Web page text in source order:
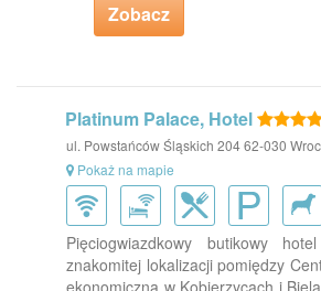
Zobacz
Platinum Palace, Hotel
ul. Powstańców Śląskich 204 62-030
Pokaż na mapie
Pięciogwiazdkowy butikowy
znakomitej lokalizacji pomiędzy
ekonomiczną w Kobierzycach i